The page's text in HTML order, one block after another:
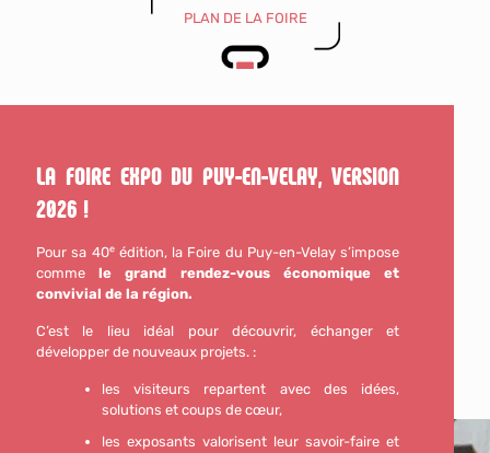
PLAN DE LA FOIRE
LA FOIRE EXPO DU PUY-EN-VELAY, VERSION
2026 !
Pour sa 40ᵉ édition, la Foire du Puy-en-Velay s’impose
comme le grand rendez-vous économique et
convivial de la région.
C’est le lieu idéal pour découvrir, échanger et
développer de nouveaux projets. :
les visiteurs repartent avec des idées,
solutions et coups de cœur,
les exposants valorisent leur savoir-faire et